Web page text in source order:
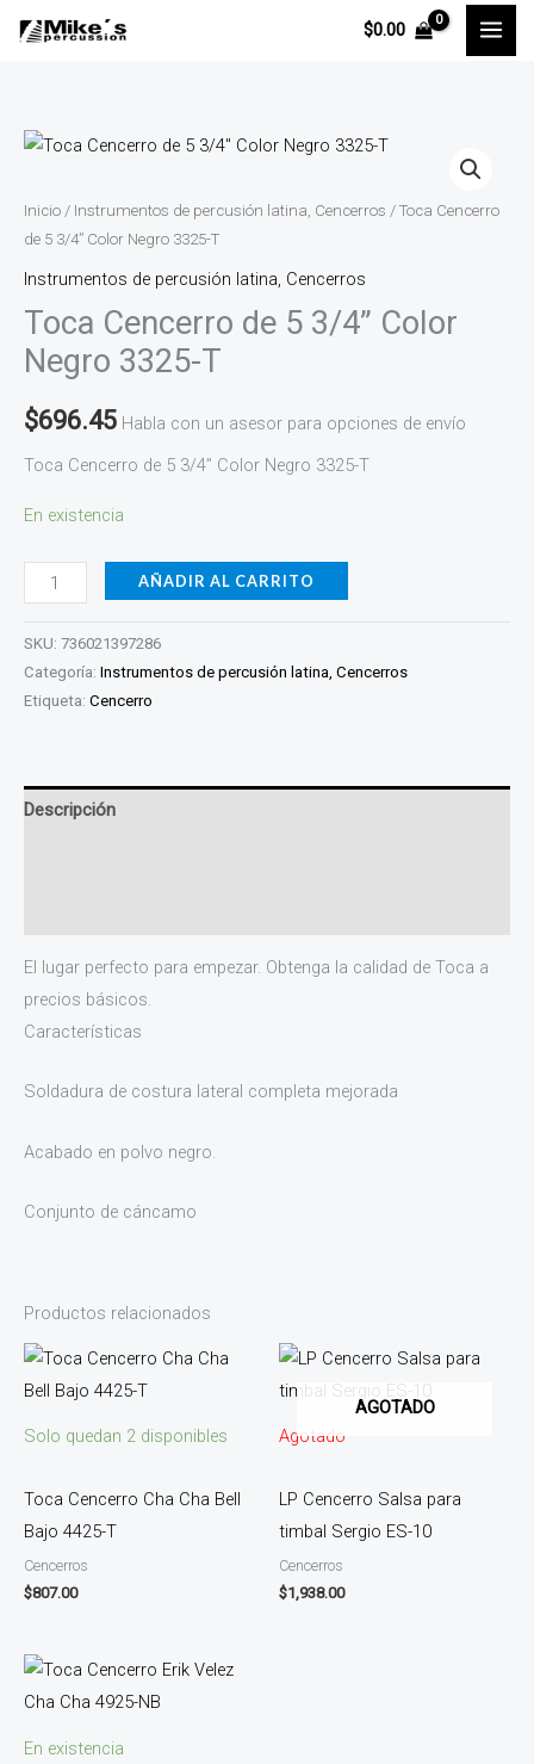
$0.00
Inicio / Instrumentos de percusión latina, Cencerros / Toca Cencerro
de 5 3/4” Color Negro 3325-T
Instrumentos de percusión latina, Cencerros
Toca Cencerro de 5 3/4” Color
Negro 3325-T
$696.45 Habla con un asesor para opciones de envío
Toca Cencerro de 5 3/4” Color Negro 3325-T
En existencia
Toca
de
5
3/4''
Color
Negro
3325-
T
cantidad
AÑADIR AL CARRITO
SKU: 736021397286
Categoría: Instrumentos de percusión latina, Cencerros
Etiqueta: Cencerro
Descripción
El lugar perfecto para empezar. Obtenga la calidad de Toca a
precios básicos.
Características
Soldadura de costura lateral completa mejorada
Acabado en polvo negro.
Conjunto de cáncamo
Productos relacionados
Solo quedan 2 disponibles
Toca Cencerro Cha Cha Bell
Bajo 4425-T
Cencerros
$807.00
AGOTADO
Agotado
LP Cencerro Salsa para
timbal Sergio ES-10
Cencerros
$1,938.00
En existencia